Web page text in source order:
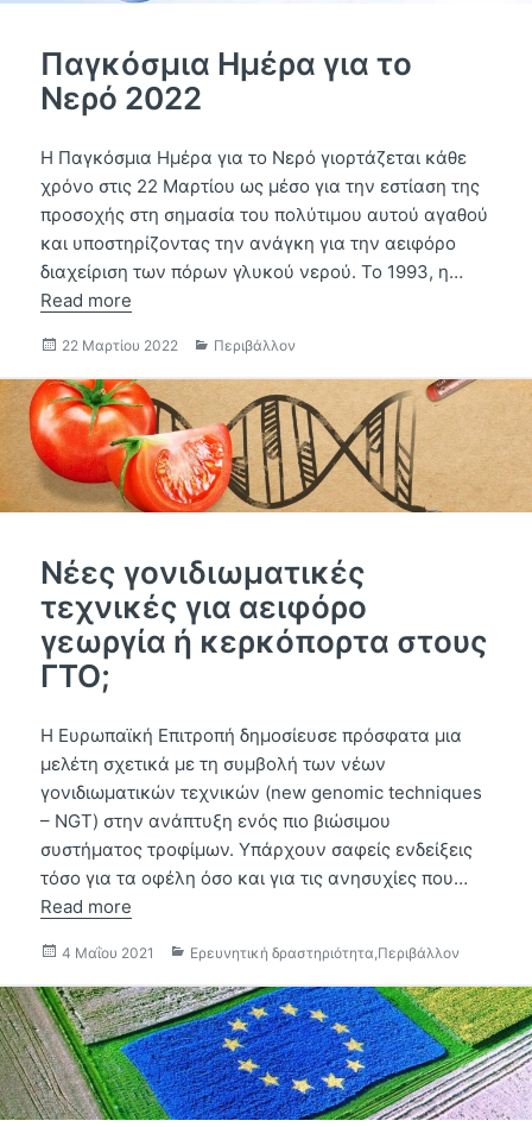
Παγκόσμια Ημέρα για το
Νερό 2022
Η Παγκόσμια Ημέρα για το Νερό γιορτάζεται κάθε
χρόνο στις 22 Μαρτίου ως μέσο για την εστίαση της
προσοχής στη σημασία του πολύτιμου αυτού αγαθού
και υποστηρίζοντας την ανάγκη για την αειφόρο
διαχείριση των πόρων γλυκού νερού. Το 1993, η…
Read more
Δημοσιεύτηκε
22 Μαρτίου 2022 Κατηγορίες
Περιβάλλον
Νέες γονιδιωματικές
τεχνικές για αειφόρο
γεωργία ή κερκόπορτα στους
ΓΤΟ;
Η Ευρωπαϊκή Επιτροπή δημοσίευσε πρόσφατα μια
μελέτη σχετικά με τη συμβολή των νέων
γονιδιωματικών τεχνικών (new genomic techniques
– NGT) στην ανάπτυξη ενός πιο βιώσιμου
συστήματος τροφίμων. Υπάρχουν σαφείς ενδείξεις
τόσο για τα οφέλη όσο και για τις ανησυχίες που…
Read more
Δημοσιεύτηκε
4 Μαΐου 2021 Κατηγορίες
Ερευνητική δραστηριότητα Περιβάλλον